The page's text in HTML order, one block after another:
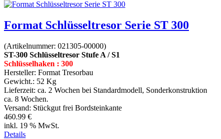
Format Schlüsseltresor Serie ST 300
(Artikelnummer: 021305-00000)
ST-300 Schlüsseltresor Stufe A / S1
Schlüsselhaken : 300
Hersteller: Format Tresorbau
Gewicht.: 52 Kg
Lieferzeit: ca. 2 Wochen bei Standardmodell, Sonderkonstruktion
ca. 8 Wochen.
Versand: Stückgut frei Bordsteinkante
460.99 €
inkl. 19 % MwSt.
Details